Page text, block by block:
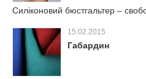
Силіконовий бюстгальтер –
15.02.2015
Габардин